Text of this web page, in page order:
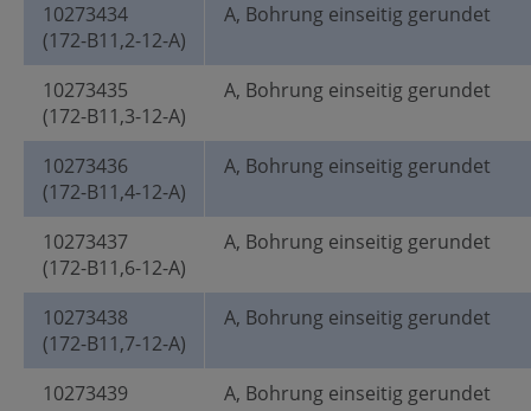
10273434
(172-B11,2-12-A)
A, Bohrung einseitig gerundet
10273435
(172-B11,3-12-A)
A, Bohrung einseitig gerundet
10273436
(172-B11,4-12-A)
A, Bohrung einseitig gerundet
10273437
(172-B11,6-12-A)
A, Bohrung einseitig gerundet
10273438
(172-B11,7-12-A)
A, Bohrung einseitig gerundet
10273439
A, Bohrung einseitig gerundet